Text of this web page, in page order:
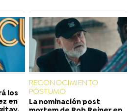
los
en
RECONOCIMIENTO
PÓSTUMO
La nominación post